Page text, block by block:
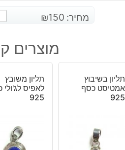
מחיר: ₪150
מוצרים
תליון בשיבוץ
אמטיסט כסף
925
תליון משובץ
לאפיס לג'ולי
925